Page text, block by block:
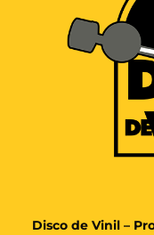
Disco de Vinil –